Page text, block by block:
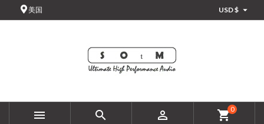
美国 USD $ 
   shopping_cart0
添加至愿望清单 ×
创建心愿单 ×
取消 创建心愿单
登录 ×
您需要登录才能将产品保存在您的心愿单中。